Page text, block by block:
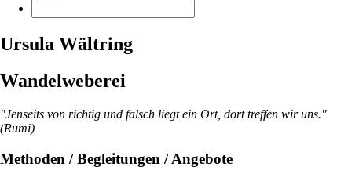
Ursula Wältring
Wandelweberei
"Jenseits von richtig und falsch liegt ein Ort, dort treffen wir uns."
(Rumi)
Methoden / Begleitungen / Angebote